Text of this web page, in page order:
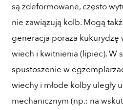
są zdeformowane, często
nie zawiązują kolb. Mogą
generacja poraża kukurydzę
wiech i kwitnienia (lipiec). W
spustoszenie w
wiechy i młode kolby uległy
mechanicznym (np.: na